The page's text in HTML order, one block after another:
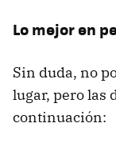
Lo mejor en
Sin duda, no
lugar, pero las
continuación: